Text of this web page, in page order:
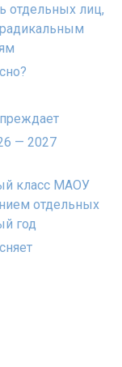
отдельных лиц,
радикальным
— 2027
класс МАОУ
отдельных
год